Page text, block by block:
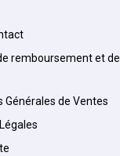
remboursement et de
Générales de Ventes